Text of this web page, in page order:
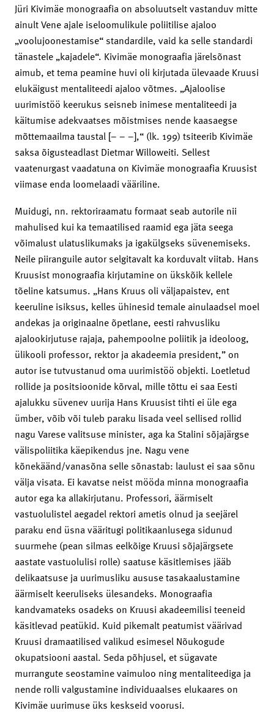
Jüri Kivimäe monograafia on absoluutselt vastanduv mitte
ainult Vene ajale iseloomulikule poliitilise ajaloo
„voolujoonestamise“ standardile, vaid ka selle standardi
tänastele „kajadele“. Kivimäe monograafia järelsõnast
aimub, et tema peamine huvi oli kirjutada ülevaade Kruusi
elukäigust mentaliteedi ajaloo võtmes. „Ajaloolise
uurimistöö keerukus seisneb inimese mentaliteedi ja
käitumise adekvaatses mõistmises nende kaasaegse
mõttemaailma taustal [– – –],“ (lk. 199) tsiteerib Kivimäe
saksa õigusteadlast Dietmar Willoweiti. Sellest
vaatenurgast vaadatuna on Kivimäe monograafia Kruusist
viimase enda loomelaadi vääriline.
Muidugi, nn. rektoriraamatu formaat seab autorile nii
mahulised kui ka temaatilised raamid ega jäta seega
võimalust ulatuslikumaks ja igakülgseks süvenemiseks.
Neile piiranguile autor selgitavalt ka korduvalt viitab. Hans
Kruusist monograafia kirjutamine on ükskõik kellele
tõeline katsumus. „Hans Kruus oli väljapaistev, ent
keeruline isiksus, kelles ühinesid temale ainulaadsel moel
andekas ja originaalne õpetlane, eesti rahvusliku
ajalookirjutuse rajaja, pahempoolne poliitik ja ideoloog,
ülikooli professor, rektor ja akadeemia president,” on
autor ise tutvustanud oma uurimistöö objekti. Loetletud
rollide ja positsioonide kõrval, mille tõttu ei saa Eesti
ajalukku süvenev uurija Hans Kruusist tihti ei üle ega
ümber, võib või tuleb paraku lisada veel sellised rollid
nagu Varese valitsuse minister, aga ka Stalini sõjajärgse
välispoliitika käepikendus jne. Nagu vene
kõnekäänd/vanasõna selle sõnastab: laulust ei saa sõnu
välja visata. Ei kavatse neist mööda minna monograafia
autor ega ka allakirjutanu. Professori, äärmiselt
vastuolulistel aegadel rektori ametis olnud ja seejärel
paraku end üsna vääritugi politikaanlusega sidunud
suurmehe (pean silmas eelkõige Kruusi sõjajärgsete
aastate vastuolulisi rolle) saatuse käsitlemises jääb
delikaatsuse ja uurimusliku aususe tasakaalustamine
äärmiselt keeruliseks ülesandeks. Monograafia
kandvamateks osadeks on Kruusi akadeemilisi teeneid
käsitlevad peatükid. Kuid pikemalt peatumist väärivad
Kruusi dramaatilised valikud esimesel Nõukogude
okupatsiooni aastal. Seda põhjusel, et sügavate
murrangute seostamine vaimuloo ning mentaliteediga ja
nende rolli valgustamine individuaalses elukaares on
Kivimäe uurimuse üks keskseid voorusi.